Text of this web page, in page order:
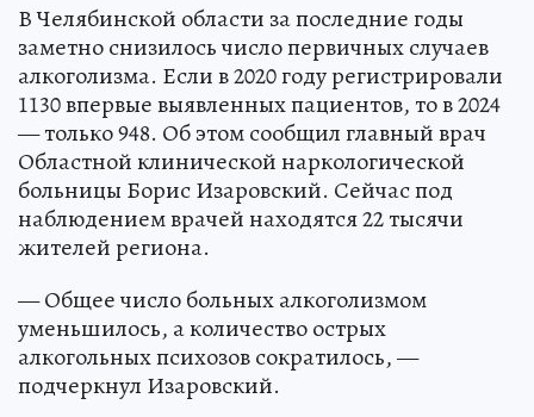
В Челябинской области за последние годы
заметно снизилось число первичных случаев
алкоголизма. Если в 2020 году регистрировали
1130 впервые выявленных пациентов, то в 2024
— только 948. Об этом сообщил главный врач
Областной клинической наркологической
больницы Борис Изаровский. Сейчас под
наблюдением врачей находятся 22 тысячи
жителей региона.
— Общее число больных алкоголизмом
уменьшилось, а количество острых
алкогольных психозов сократилось, —
подчеркнул Изаровский.